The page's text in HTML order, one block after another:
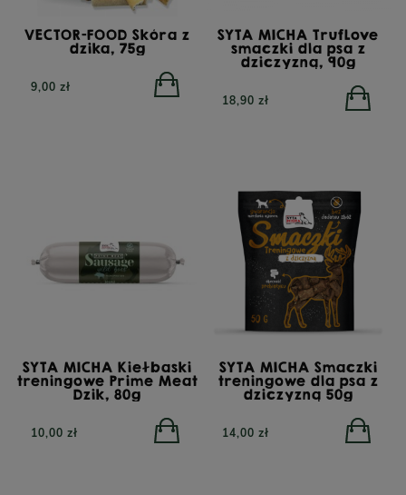
VECTOR-FOOD Skóra z
dzika, 75g
9,00 zł
SYTA MICHA TrufLove
smaczki dla psa z
dziczyzną, 90g
18,90 zł
SYTA MICHA Kiełbaski
treningowe Prime Meat
Dzik, 80g
10,00 zł
SYTA MICHA Smaczki
treningowe dla psa z
dziczyzną 50g
14,00 zł